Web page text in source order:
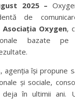
2025 –
de
Asociația Oxygen,
bazate pe
agenția își propune
și sociale,
în ultimii ani.